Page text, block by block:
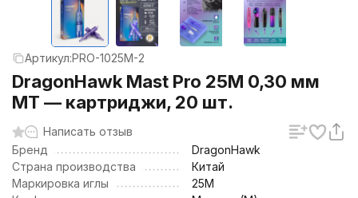
Артикул:PRO-1025M-2
DragonHawk Mast Pro 25M 0,30 мм
MT — картриджи, 20 шт.
Написать отзыв
Бренд
DragonHawk
Страна производства
Китай
Маркировка иглы
25M